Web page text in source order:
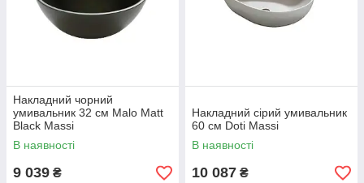
Накладний чорний
умивальник 32 см Malo Matt
Black Massi
В наявності
9 039 ₴
Накладний сірий умивальник
60 см Doti Massi
В наявності
10 087 ₴